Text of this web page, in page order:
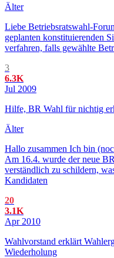
Älter
Liebe Betriebsratswahl-
geplanten konstituierenden
verfahren, falls gewählte
3
6.3K
Jul 2009
Hilfe, BR Wahl für nichtig
Älter
Hallo zusammen Ich bin
Am 16.4. wurde der neue
verständlich zu schildern,
Kandidaten
20
3.1K
Apr 2010
Wahlvorstand erklärt
Wiederholung